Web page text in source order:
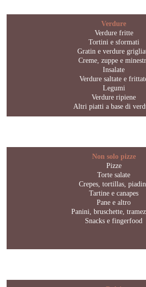
Verdure
Verdure fritte
Tortini e sformati
Gratin e verdure
Creme, zuppe e
Insalate
Verdure saltate e
Legumi
Verdure ripiene
Altri piatti a base di
Non solo pizze
Pizze
Torte salate
Crepes, tortillas,
Tartine e canapes
Pane e altro
Panini, bruschette,
Snacks e fingerfood